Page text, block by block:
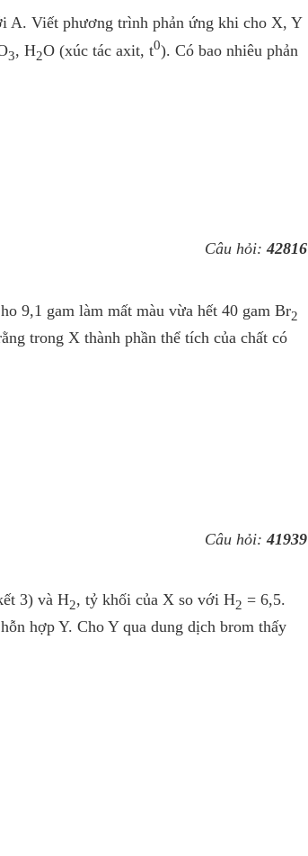
A. Viết phương trình phản ứng khi cho X, Y
3, H2O (xúc tác axit, t0). Có bao nhiêu phản
Câu hỏi:42816
9,1 gam làm mất màu vừa hết 40 gam Br2
trong X thành phần thể tích của chất có
Câu hỏi:41939
3) và H2, tỷ khối của X so với H2 = 6,5.
hợp Y. Cho Y qua dung dịch brom thấy